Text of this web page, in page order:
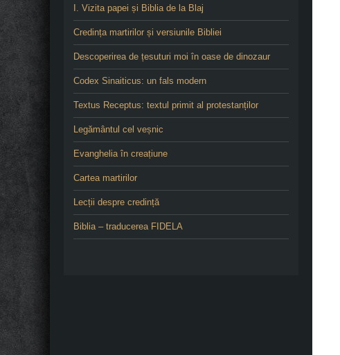
I. Vizita papei și Biblia de la Blaj
Credința martirilor și versiunile Bibliei
Descoperirea de țesuturi moi în oase de dinozaur
Codex Sinaiticus: un fals modern
Textus Receptus: textul primit al protestanților
Legământul cel veșnic
Evanghelia în creațiune
Cartea martirilor
Lecții despre credință
Biblia – traducerea FIDELA